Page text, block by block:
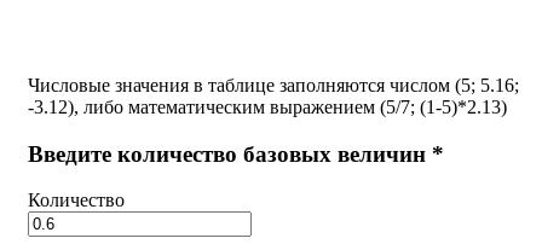
Числовые значения в таблице заполняются числом (5; 5.16;
-3.12), либо математическим выражением (5/7; (1-5)*2.13)
Введите количество базовых величин *
Количество